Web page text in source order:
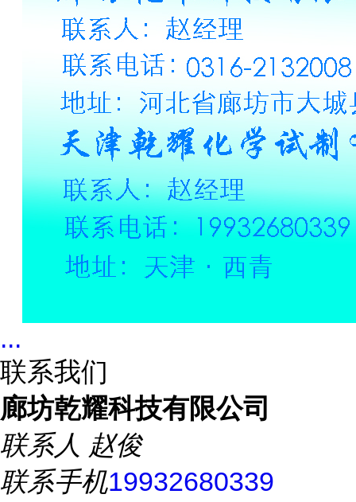
...
联系我们
廊坊乾耀科技有限公司
联系人 赵俊
联系手机19932680339